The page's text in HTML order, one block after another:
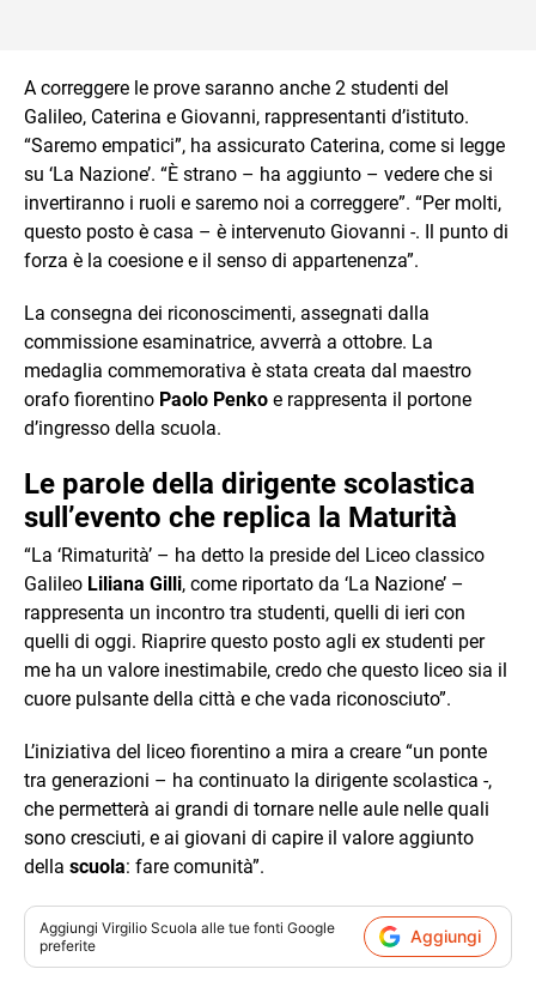
A correggere le prove saranno anche 2 studenti del
Galileo, Caterina e Giovanni, rappresentanti d’istituto.
“Saremo empatici”, ha assicurato Caterina, come si legge
su ‘La Nazione’. “È strano – ha aggiunto – vedere che si
invertiranno i ruoli e saremo noi a correggere”. “Per molti,
questo posto è casa – è intervenuto Giovanni -. Il punto di
forza è la coesione e il senso di appartenenza”.
La consegna dei riconoscimenti, assegnati dalla
commissione esaminatrice, avverrà a ottobre. La
medaglia commemorativa è stata creata dal maestro
orafo fiorentino Paolo Penko e rappresenta il portone
d’ingresso della scuola.
Le parole della dirigente scolastica
sull’evento che replica la Maturità
“La ‘Rimaturità’ – ha detto la preside del Liceo classico
Galileo Liliana Gilli, come riportato da ‘La Nazione’ –
rappresenta un incontro tra studenti, quelli di ieri con
quelli di oggi. Riaprire questo posto agli ex studenti per
me ha un valore inestimabile, credo che questo liceo sia il
cuore pulsante della città e che vada riconosciuto”.
L’iniziativa del liceo fiorentino a mira a creare “un ponte
tra generazioni – ha continuato la dirigente scolastica -,
che permetterà ai grandi di tornare nelle aule nelle quali
sono cresciuti, e ai giovani di capire il valore aggiunto
della scuola: fare comunità”.
Aggiungi Virgilio Scuola alle tue fonti Google
preferite
Aggiungi